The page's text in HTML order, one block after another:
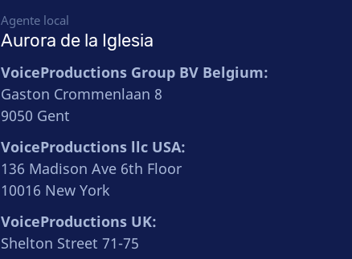
Agente local
Aurora de la Iglesia
VoiceProductions Group BV Belgium:
Gaston Crommenlaan 8
9050 Gent
VoiceProductions llc USA:
136 Madison Ave 6th Floor
10016 New York
VoiceProductions UK:
Shelton Street 71-75